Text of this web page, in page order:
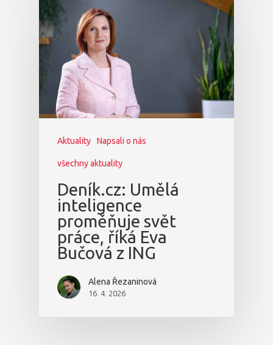
Aktuality Napsali o nás
všechny aktuality
Deník.cz: Umělá
inteligence
proměňuje svět
práce, říká Eva
Bučová z ING
Alena Řezaninová
16. 4. 2026